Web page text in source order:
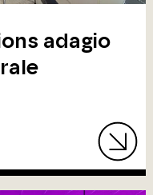
adagio